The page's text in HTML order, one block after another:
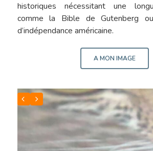
historiques nécessitant une
comme la Bible de Gutenberg
d’indépendance américaine.
A MON IMAGE